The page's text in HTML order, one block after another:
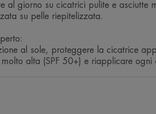
Vantaggio
al giorno su cicatrici pulite e asciutte
su pelle riepitelizzata.
al sole, proteggere la cicatrice
alta (SPF 50+) e riapplicare ogni